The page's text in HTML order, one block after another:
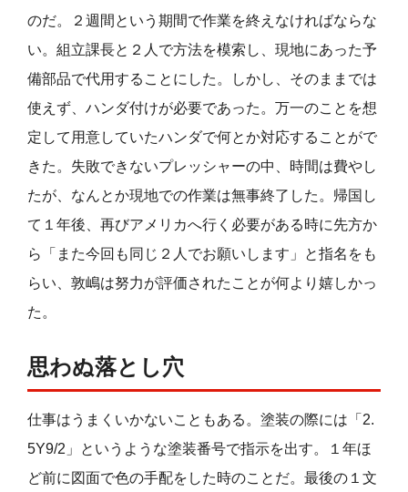
のだ。２週間という期間で作業を終えなければならな
い。組立課長と２人で方法を模索し、現地にあった予
備部品で代用することにした。しかし、そのままでは
使えず、ハンダ付けが必要であった。万一のことを想
定して用意していたハンダで何とか対応することがで
きた。失敗できないプレッシャーの中、時間は費やし
たが、なんとか現地での作業は無事終了した。帰国し
て１年後、再びアメリカへ行く必要がある時に先方か
ら「また今回も同じ２人でお願いします」と指名をも
らい、敦嶋は努力が評価されたことが何より嬉しかっ
た。
思わぬ落とし穴
仕事はうまくいかないこともある。塗装の際には「2.
5Y9/2」というような塗装番号で指示を出す。１年ほ
ど前に図面で色の手配をした時のことだ。最後の１文